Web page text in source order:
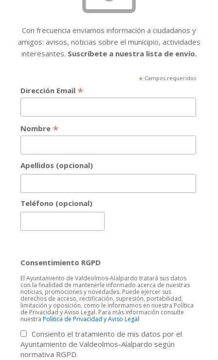
Con frecuencia enviamos información a ciudadanos y
amigos: avisos, noticias sobre el municipio, actividades
interesantes. Suscríbete a nuestra lista de envío.
*Campos requeridos
Dirección Email *
Nombre *
Apellidos (opcional)
Teléfono (opcional)
Consentimiento RGPD
El Ayuntamiento de Valdeolmos-Alalpardo tratará sus datos
con la finalidad de mantenerle informado acerca de nuestras
noticias, promociones y novedades. Puede ejercer sus
derechos de acceso, rectificación, supresión, portabilidad,
limitación y oposición, como le informamos en nuestra Política
de Privacidad y Aviso Legal. Para más información consulte
nuestra Politica de Privacidad y Aviso Legal
Consiento el tratamiento de mis datos por el
Ayuntamiento de Valdeolmos-Alalpardo según
normativa RGPD.